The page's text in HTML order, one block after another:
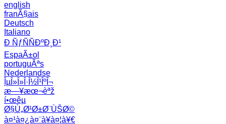
english
franÃ§ais
Deutsch
Italiano
Ð ÑƒÑÑÐºÐ¸Ð¹
EspaÃ±ol
portuguÃªs
Nederlandse
ÎµÎ»Î»Î·Î½Î¹ÎºÎ¬
æ—¥æœ¬èªž
í•œêµ­
Ø§Ù„Ø¹Ø±Ø¨ÙŠØ©
à¤¹à¤¿à¤¨à¥à¤¦à¥€